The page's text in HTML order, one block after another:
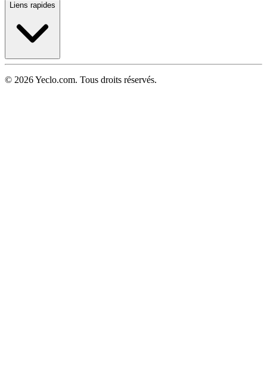
Liens rapides
© 2026 Yeclo.com. Tous droits réservés.